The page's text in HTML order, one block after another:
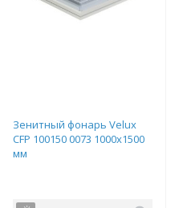
Зенитный фонарь Velux
CFP 100150 0073 1000x1500
мм